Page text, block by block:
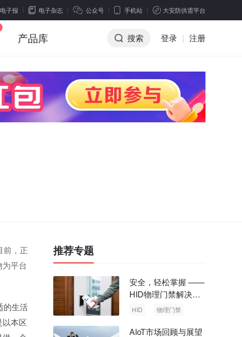
电子报 电子杂志 公众号 手机站 大安防供需平台
产品库 搜索 登录 | 注册
前，正
平台
的生活
本区
推荐专题
安全，轻松掌握 ——
HID物理门禁解决方
案，启动智慧安全新
HID 物理门禁
AIoT市场回顾与展望